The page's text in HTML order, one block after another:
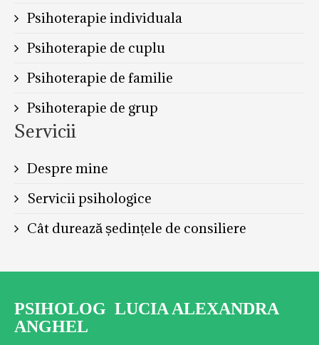
Psihoterapie individuala
Psihoterapie de cuplu
Psihoterapie de familie
Psihoterapie de grup
Servicii
Despre mine
Servicii psihologice
Cât durează ședințele de consiliere
PSIHOLOG LUCIA ALEXANDRA
ANGHEL